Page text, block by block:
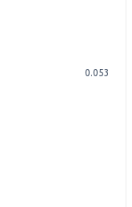
0.053